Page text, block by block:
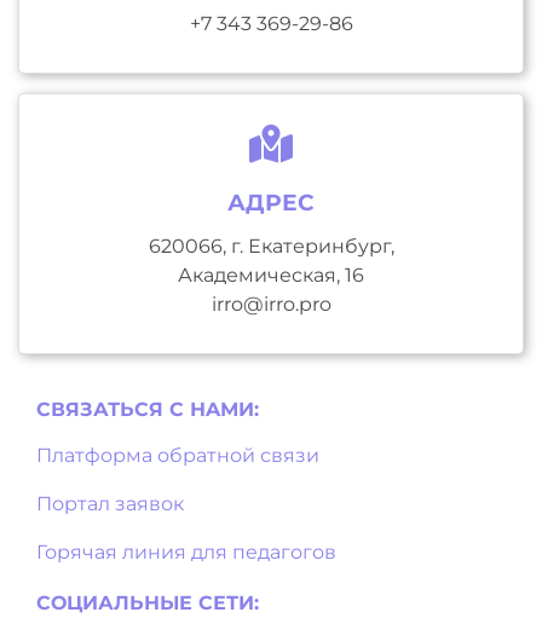
+7 343 369-29-86
АДРЕС
620066, г. Екатеринбург,
Академическая, 16
irro@irro.pro
СВЯЗАТЬСЯ С НAМИ:
Платформа обратной связи
Портал заявок
Горячая линия для педагогов
СОЦИАЛЬНЫЕ СЕТИ: